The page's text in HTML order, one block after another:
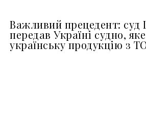
Важливий прецедент: суд
передав Україні судно,
українську продукцію з